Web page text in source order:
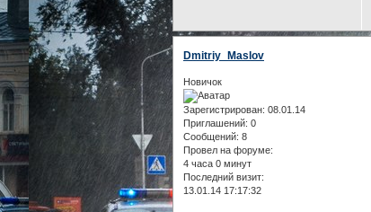
Dmitriy_Maslov
Новичок
Зарегистрирован: 08.01.14
Приглашений: 0
Сообщений: 8
Провел на форуме:
4 часа 0 минут
Последний визит:
13.01.14 17:17:32